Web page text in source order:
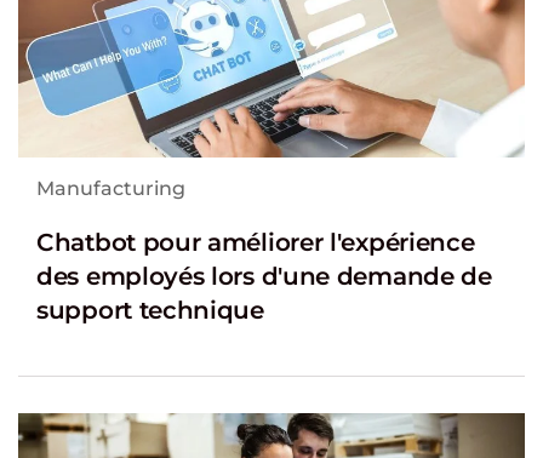
Manufacturing
Chatbot pour améliorer l'expérience
des employés lors d'une demande de
support technique